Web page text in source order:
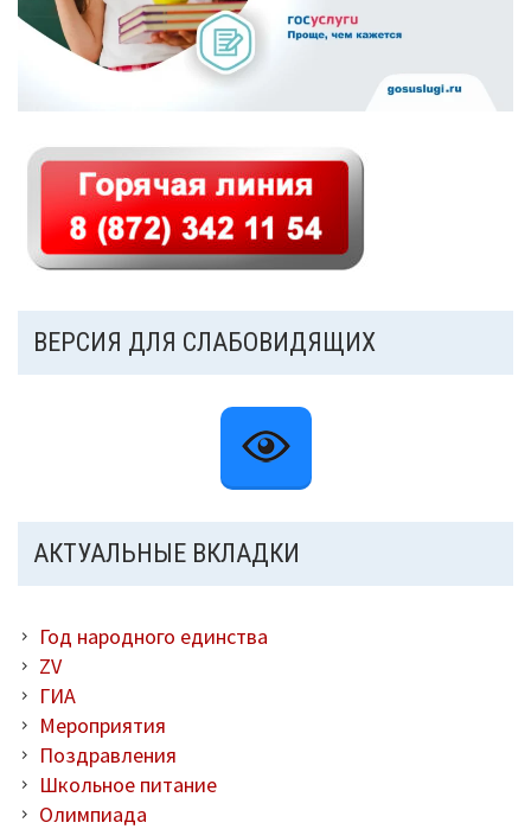
ВЕРСИЯ ДЛЯ СЛАБОВИДЯЩИХ
АКТУАЛЬНЫЕ ВКЛАДКИ
Год народного единства
ZV
ГИА
Мероприятия
Поздравления
Школьное питание
Олимпиада